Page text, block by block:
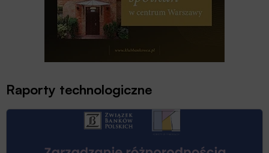
Raporty technologiczne